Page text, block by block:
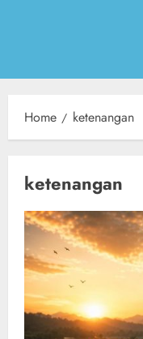
Home ketenangan
ketenangan